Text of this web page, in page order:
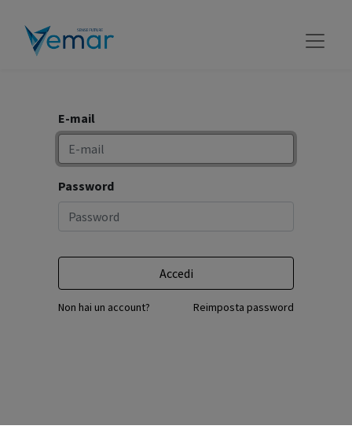
E-mail
Password
Accedi
Non hai un account? Reimposta password